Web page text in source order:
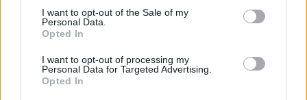
consent section.
I want to opt-out of the Sale of my
Personal Data.
Opted In
I want to opt-out of processing my
Personal Data for Targeted Advertising.
Opted In
BELLEZZA